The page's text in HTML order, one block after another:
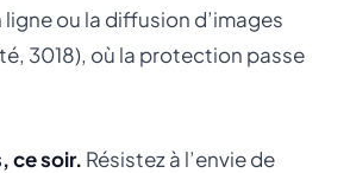
ligne ou la diffusion d’images
3018), où la protection passe
ce soir. Résistez à l’envie de